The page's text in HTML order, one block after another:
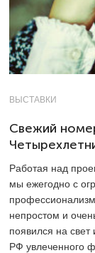
ВЫСТАВКИ
Свежий
Работая над
мы ежегодно с
непростом и
появился на
РФ увлеченного